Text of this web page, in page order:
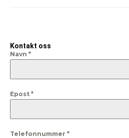
Kontakt oss
Navn *
Epost *
Telefonnummer *